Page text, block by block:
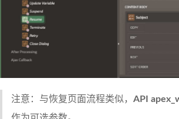
注意：与恢复页面流程类似， API